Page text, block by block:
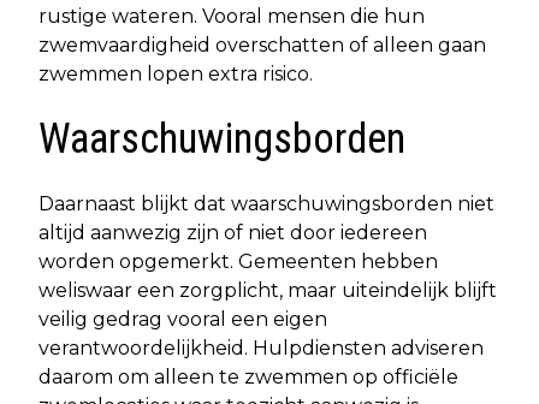
rustige wateren. Vooral mensen die hun
zwemvaardigheid overschatten of alleen gaan
zwemmen lopen extra risico.
Waarschuwingsborden
Daarnaast blijkt dat waarschuwingsborden niet
altijd aanwezig zijn of niet door iedereen
worden opgemerkt. Gemeenten hebben
weliswaar een zorgplicht, maar uiteindelijk blijft
veilig gedrag vooral een eigen
verantwoordelijkheid. Hulpdiensten adviseren
daarom om alleen te zwemmen op officiële